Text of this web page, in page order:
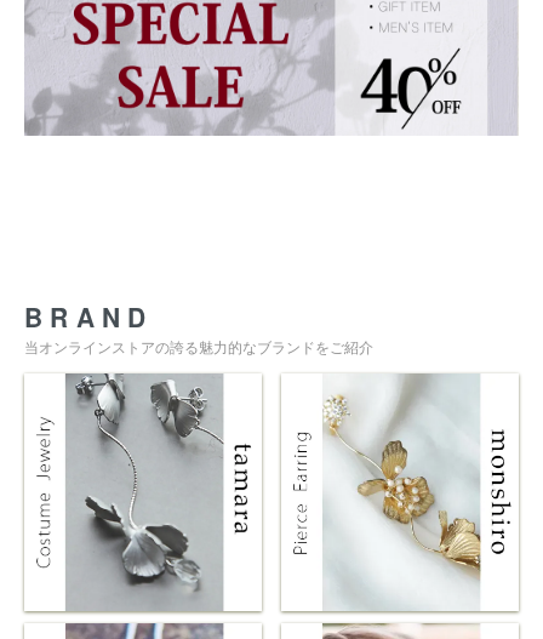
BRAND
当オンラインストアの誇る魅力的なブランドをご紹介